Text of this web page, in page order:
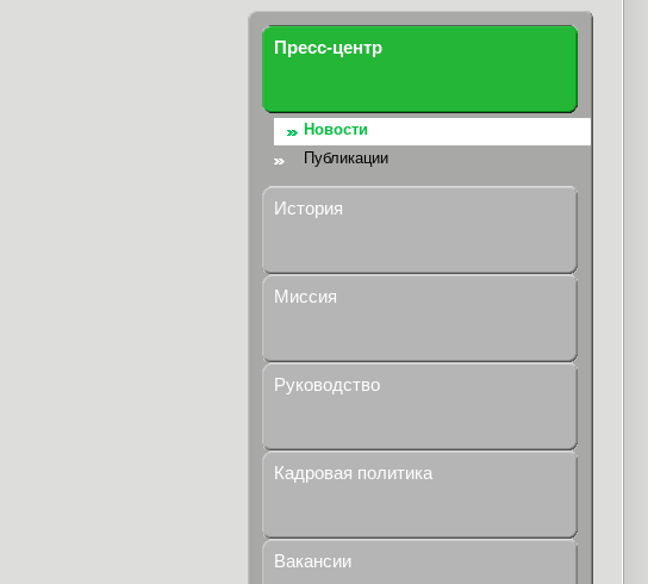
Пресс-центр
Новости
Публикации
История
Миссия
Руководство
Кадровая политика
Вакансии